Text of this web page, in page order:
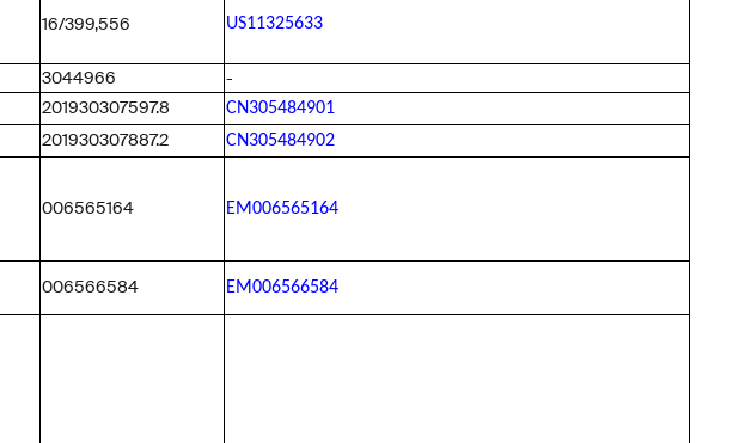
16/399,556 US11325633
3044966
-
201930307597.8 CN305484901
201930307887.2 CN305484902
006565164 EM006565164
006566584 EM006566584